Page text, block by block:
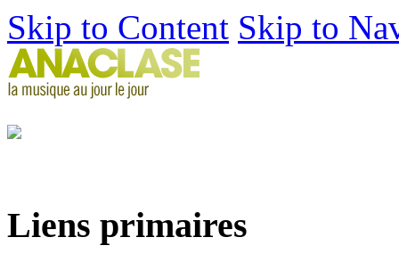
Skip to Content Skip to
Liens primaires